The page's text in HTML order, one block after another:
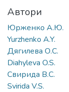
Автори
Юрженко А.Ю.
Yurzhenko A.Y.
Дягилева О.С.
Diahyleva O.S.
Свирида В.С.
Svirida V.S.